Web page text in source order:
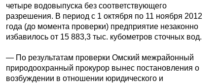
четыре водовыпуска без соответствующего
разрешения. В период с 1 октября по 11 ноября 2012
года (до момента проверки) предприятие незаконно
избавилось от 15 883,3 тыс. кубометров сточных вод.
— По результатам проверки Омский межрайонный
природоохранный прокурор вынес постановления о
возбуждении в отношении юридического и